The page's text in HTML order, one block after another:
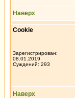
Наверх
Cookie
Зарегистрирован:
08.01.2019
Суждений: 293
Наверх